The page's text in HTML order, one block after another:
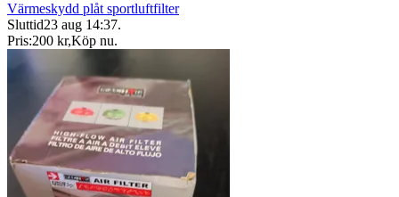
Värmeskydd plåt sportluftfilter
Sluttid23 aug 14:37.
Pris:200 kr,Köp nu.